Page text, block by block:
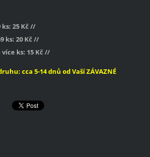
25 Kč //
ks: 20 Kč //
a více ks: 15 Kč //
cca 5-14 dnů od Vaší ZÁVAZNÉ